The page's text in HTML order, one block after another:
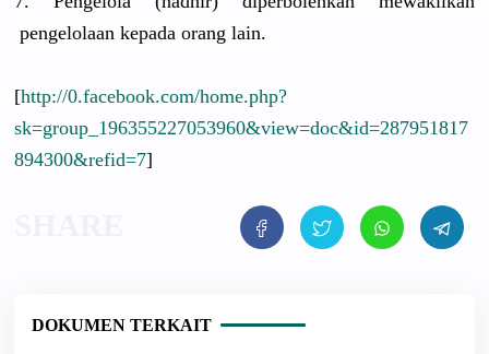
pengelolaan kepada orang lain.
[http://0.facebook.com/home.php?
sk=group_196355227053960&view=doc&id=287951817
894300&refid=7]
DOKUMEN TERKAIT